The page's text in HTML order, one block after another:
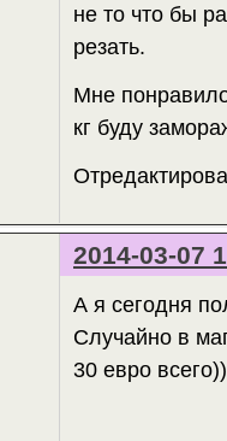
не то что бы
резать.
Мне
кг буду
2014-03-07
А я сегодня
Случайно в
30 евро